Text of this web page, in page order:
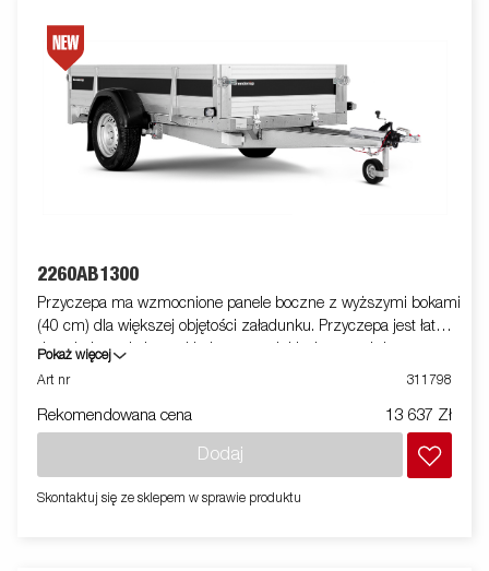
2260AB1300
Przyczepa ma wzmocnione panele boczne z wyższymi bokami
(40 cm) dla większej objętości załadunku. Przyczepa jest łatwa
do załadowania i ma składany przedni i tylny panel do
załadunku dłuższych towarów. Wszystkie wersje są
bezpiecznego załadunku towarów. Jak zawsze Brenderup
Zdjęcia mają charakter poglądowy i mogą przedstawiać
Pokaż więcej
Art nr
311798
Rekomendowana cena 13 637 Zł
Dodaj
Skontaktuj się ze sklepem w sprawie produktu